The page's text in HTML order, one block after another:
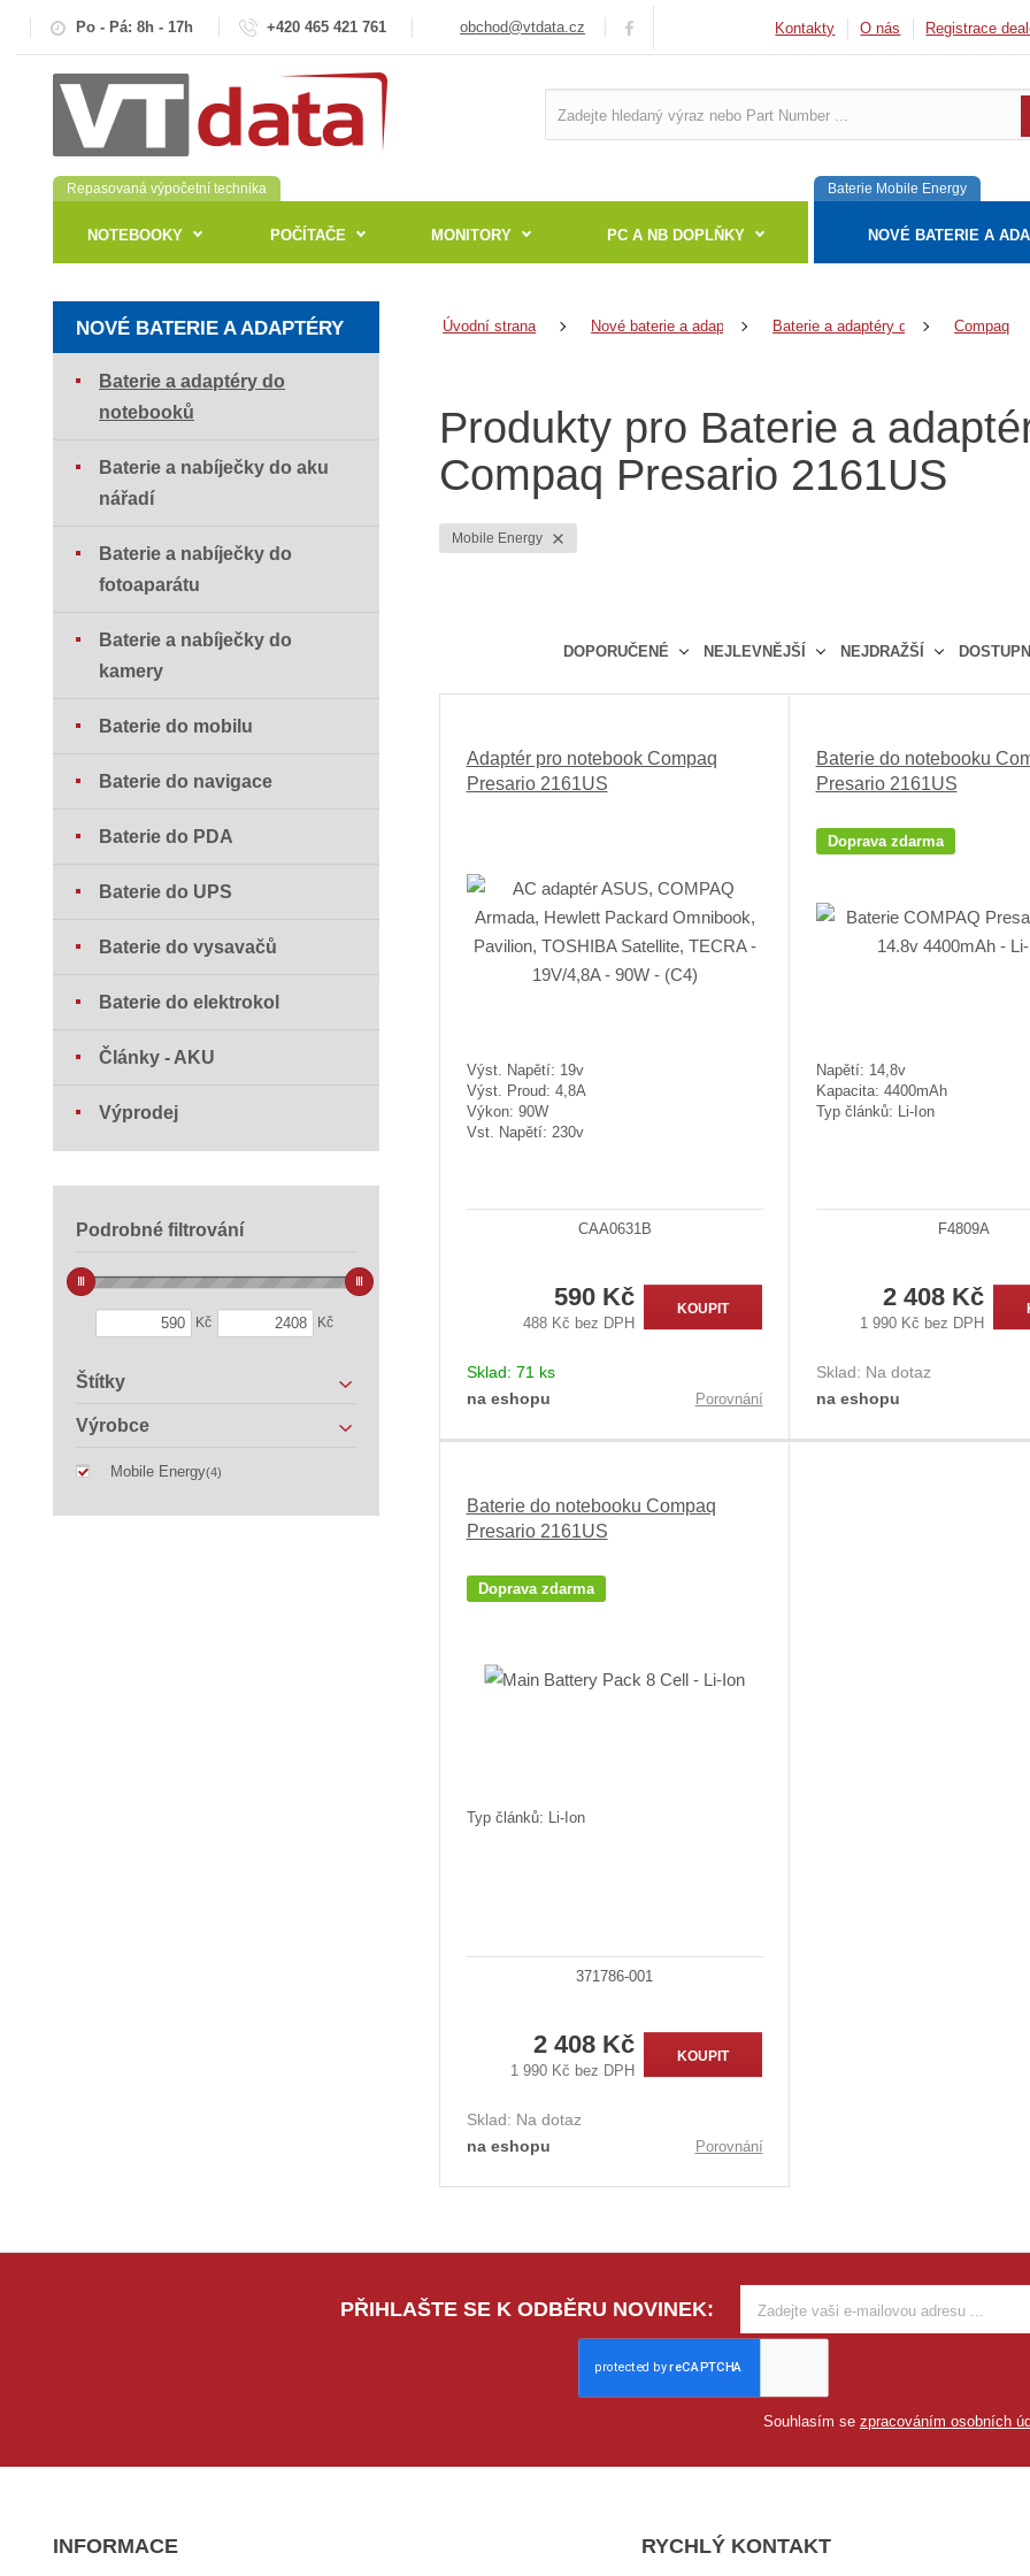
Po - Pá: 8h - 17h +420 465 421 761 obchod@vtdata.cz Kontakty O nás Registrace
Repasovaná výpočetní technika
NOTEBOOKY POČÍTAČE MONITORY PC A NB DOPLŇKY
Baterie Mobile Energy
NOVÉ BATERIE A
Úvodní strana Nové baterie a adaptéry Baterie a adaptéry do notebooků
Compaq
Produkty pro Baterie a
Compaq Presario 2161US
Mobile Energy
DOPORUČENÉ NEJLEVNĚJŠÍ NEJDRAŽŠÍ
e
d
u
Adaptér pro notebook Compaq
Presario 2161US
Výst. Napětí: 19v
Výst. Proud: 4,8A
Výkon: 90W
Vst. Napětí: 230v
CAA0631B
590 Kč
488 Kč bez DPH
KOUPIT
Sklad: 71 ks
na eshopu
Porovnání
Baterie do notebooku
Presario 2161US
Doprava zdarma
Napětí: 14,8v
Kapacita: 4400mAh
Typ článků: Li-Ion
F4809A
2 408 Kč
1 990 Kč bez DPH
Sklad: Na dotaz
na eshopu
Baterie do notebooku Compaq
Presario 2161US
Doprava zdarma
Typ článků: Li-Ion
371786-001
2 408 Kč
1 990 Kč bez DPH
KOUPIT
Sklad: Na dotaz
na eshopu
Porovnání
NOVÉ BATERIE A ADAPTÉRY
Baterie a adaptéry do
notebooků
Baterie a nabíječky do aku
nářadí
Baterie a nabíječky do
fotoaparátu
Baterie a nabíječky do
kamery
Baterie do mobilu
Baterie do navigace
Baterie do PDA
Baterie do UPS
Baterie do vysavačů
Baterie do elektrokol
Články - AKU
Výprodej
Podrobné filtrování
Kč Kč
Štítky
Výrobce
Mobile Energy(4)
PŘIHLAŠTE SE K ODBĚRU NOVINEK:
Souhlasím se zpracováním osobních
INFORMACE RYCHLÝ KONTAKT